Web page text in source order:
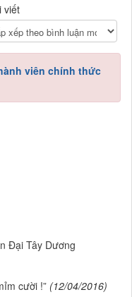
viết
viên chính thức
Đại Tây Dương
cười !” (12/04/2016)